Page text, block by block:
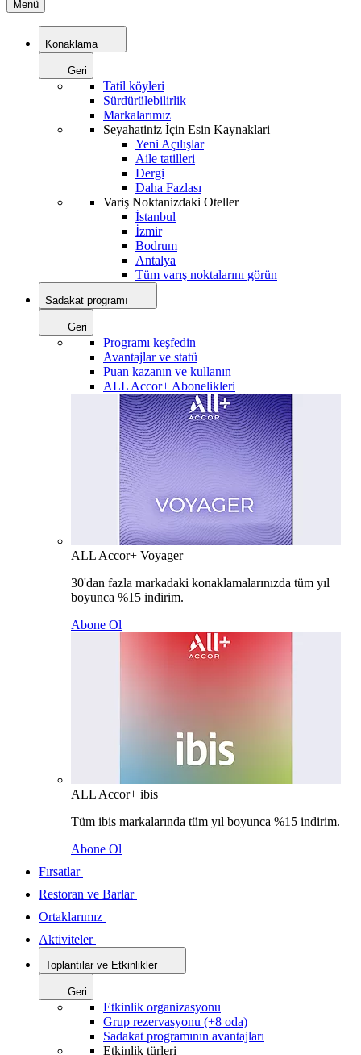
Menü
Konaklama
Geri
Tatil köyleri
Sürdürülebilirlik
Markalarımız
Seyahatiniz İçin Esin Kaynaklari
Yeni Açılışlar
Aile tatilleri
Dergi
Daha Fazlası
Variş Noktanizdaki Oteller
İstanbul
İzmir
Bodrum
Antalya
Tüm varış noktalarını görün
Sadakat programı
Geri
Programı keşfedin
Avantajlar ve statü
Puan kazanın ve kullanın
ALL Accor+ Abonelikleri
ALL Accor+ Voyager
30'dan fazla markadaki konaklamalarınızda tüm yıl
boyunca %15 indirim.
Abone Ol
ALL Accor+ ibis
Tüm ibis markalarında tüm yıl boyunca %15 indirim.
Abone Ol
Fırsatlar
Restoran ve Barlar
Ortaklarımız
Aktiviteler
Toplantılar ve Etkinlikler
Geri
Etkinlik organizasyonu
Grup rezervasyonu (+8 oda)
Sadakat programının avantajları
Etkinlik türleri